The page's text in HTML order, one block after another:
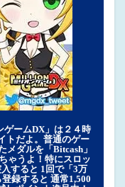
ゲームDX」は２４時
トだよ。普通のゲー
ダルを「Bitcash」
ゃうよ！特にスロッ
すると 1回で「3万
録すると 通常1,500